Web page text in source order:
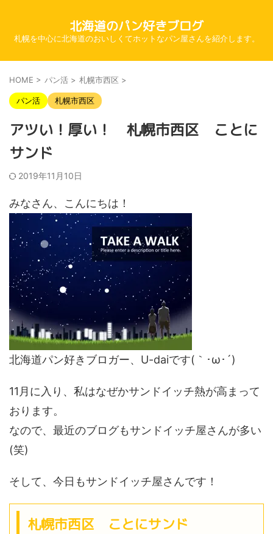
北海道のパン好きブログ
札幌を中心に北海道のおいしくてホットなパン屋さんを紹介します。
HOME > パン活 > 札幌市西区 >
パン活 札幌市西区
アツい！厚い！ 札幌市西区 ことに
サンド
2019年11月10日
みなさん、こんにちは！
北海道パン好きブロガー、U-daiです(｀･ω･´)ゞ
11月に入り、私はなぜかサンドイッチ熱が高まって
おります。
なので、最近のブログもサンドイッチ屋さんが多い
(笑)
そして、今日もサンドイッチ屋さんです！
札幌市西区 ことにサンド